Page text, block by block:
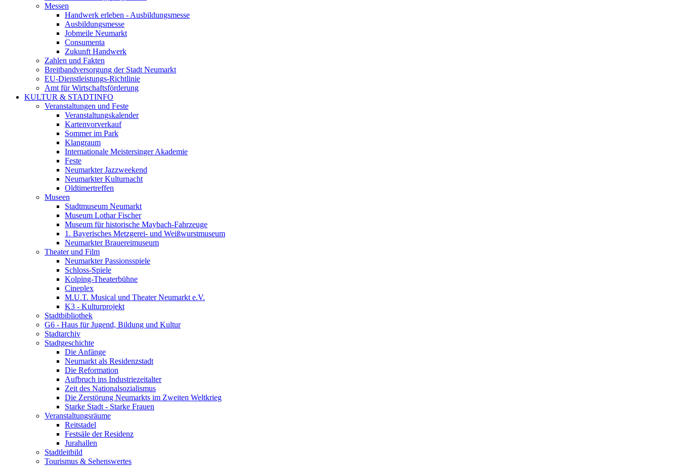
Messen
Handwerk erleben - Ausbildungsmesse
Ausbildungsmesse
Jobmeile Neumarkt
Consumenta
Zukunft Handwerk
Zahlen und Fakten
Breitbandversorgung der Stadt Neumarkt
EU-Dienstleistungs-Richtlinie
Amt für Wirtschaftsförderung
KULTUR & STADTINFO
Veranstaltungen und Feste
Veranstaltungskalender
Kartenvorverkauf
Sommer im Park
Klangraum
Internationale Meistersinger Akademie
Feste
Neumarkter Jazzweekend
Neumarkter Kulturnacht
Oldtimertreffen
Museen
Stadtmuseum Neumarkt
Museum Lothar Fischer
Museum für historische Maybach-Fahrzeuge
1. Bayerisches Metzgerei- und Weißwurstmuseum
Neumarkter Brauereimuseum
Theater und Film
Neumarkter Passionsspiele
Schloss-Spiele
Kolping-Theaterbühne
Cineplex
M.U.T. Musical und Theater Neumarkt e.V.
K3 - Kulturprojekt
Stadtbibliothek
G6 - Haus für Jugend, Bildung und Kultur
Stadtarchiv
Stadtgeschichte
Die Anfänge
Neumarkt als Residenzstadt
Die Reformation
Aufbruch ins Industriezeitalter
Zeit des Nationalsozialismus
Die Zerstörung Neumarkts im Zweiten Weltkrieg
Starke Stadt - Starke Frauen
Veranstaltungsräume
Reitstadel
Festsäle der Residenz
Jurahallen
Stadtleitbild
Tourismus & Sehenswertes